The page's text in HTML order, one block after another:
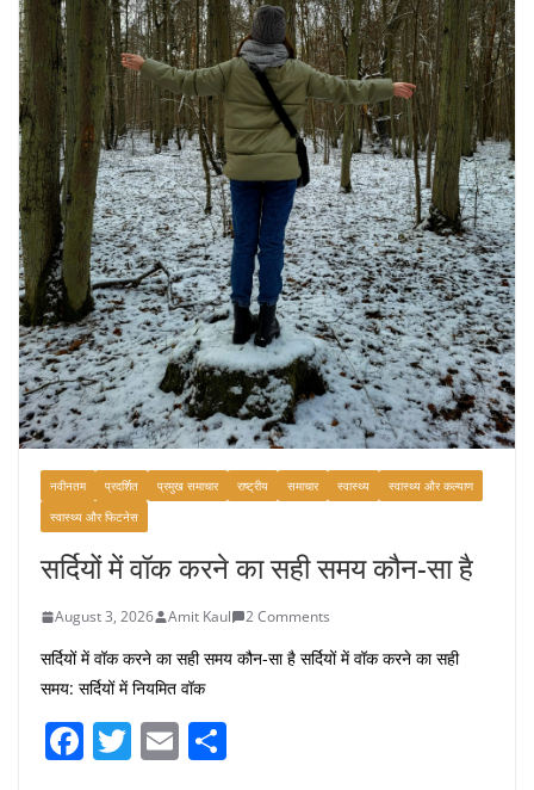
नवीनतम प्रदर्शित प्रमुख समाचार राष्ट्रीय समाचार स्वास्थ्य
स्वास्थ्य और कल्याण
स्वास्थ्य और फिटनेस
सर्दियों में वॉक करने का सही समय कौन-सा है
August 3, 2026 Amit Kaul 2 Comments
सर्दियों में वॉक करने का सही समय कौन-सा है सर्दियों में वॉक करने का सही
समय: सर्दियों में नियमित वॉक
F T E